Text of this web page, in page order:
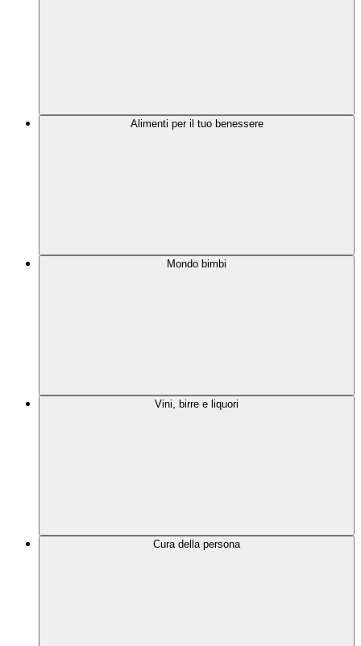
Alimenti per il tuo benessere
Mondo bimbi
Vini, birre e liquori
Cura della persona